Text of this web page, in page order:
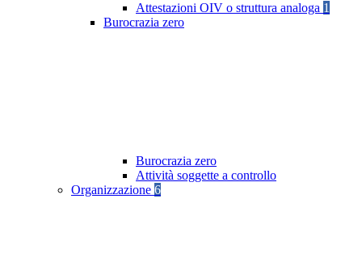
Attestazioni OIV o struttura analoga 1
Burocrazia zero
Burocrazia zero
Attività soggette a controllo
Organizzazione 6